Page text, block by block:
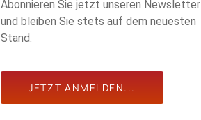
Abonnieren Sie jetzt unseren Newsletter
und bleiben Sie stets auf dem neuesten
Stand.
JETZT ANMELDEN...